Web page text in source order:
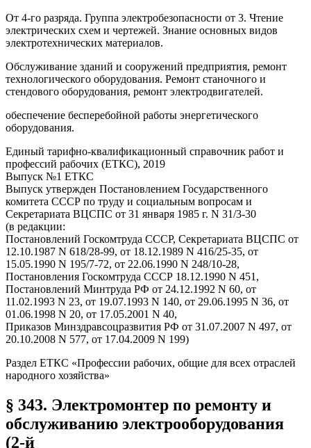
От 4-го разряда. Группа электробезопасности от 3. Чтение
электрических схем и чертежей. Знание основных видов
электротехнических материалов.
Обслуживание зданий и сооружений предприятия, ремонт
технологического оборудования. Ремонт станочного и
стендового оборудования, ремонт электродвигателей.
обеспечение бесперебойной работы энергетического
оборудования.
Единый тарифно-квалификационный справочник работ и
профессий рабочих (ЕТКС), 2019
Выпуск №1 ЕТКС
Выпуск утвержден Постановлением Государственного
комитета СССР по труду и социальным вопросам и
Секретариата ВЦСПС от 31 января 1985 г. N 31/3-30
(в редакции:
Постановлений Госкомтруда СССР, Секретариата ВЦСПС от
12.10.1987 N 618/28-99, от 18.12.1989 N 416/25-35, от
15.05.1990 N 195/7-72, от 22.06.1990 N 248/10-28,
Постановления Госкомтруда СССР 18.12.1990 N 451,
Постановлений Минтруда РФ от 24.12.1992 N 60, от
11.02.1993 N 23, от 19.07.1993 N 140, от 29.06.1995 N 36, от
01.06.1998 N 20, от 17.05.2001 N 40,
Приказов Минздравсоцразвития РФ от 31.07.2007 N 497, от
20.10.2008 N 577, от 17.04.2009 N 199)
Раздел ЕТКС «Профессии рабочих, общие для всех отраслей
народного хозяйства»
§ 343. Электромонтер по ремонту и
обслуживанию электрооборудования
(2-й